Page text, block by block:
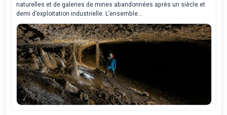
naturelles et de galeries de mines abandonnées après un siècle et
demi d’exploitation industrielle. L’ensemble...